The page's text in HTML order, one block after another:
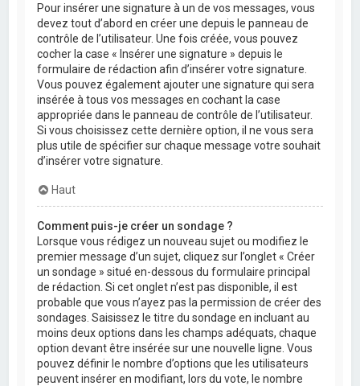
Pour insérer une signature à un de vos messages, vous
devez tout d’abord en créer une depuis le panneau de
contrôle de l’utilisateur. Une fois créée, vous pouvez
cocher la case « Insérer une signature » depuis le
formulaire de rédaction afin d’insérer votre signature.
Vous pouvez également ajouter une signature qui sera
insérée à tous vos messages en cochant la case
appropriée dans le panneau de contrôle de l’utilisateur.
Si vous choisissez cette dernière option, il ne vous sera
plus utile de spécifier sur chaque message votre souhait
d’insérer votre signature.
Haut
Comment puis-je créer un sondage ?
Lorsque vous rédigez un nouveau sujet ou modifiez le
premier message d’un sujet, cliquez sur l’onglet « Créer
un sondage » situé en-dessous du formulaire principal
de rédaction. Si cet onglet n’est pas disponible, il est
probable que vous n’ayez pas la permission de créer des
sondages. Saisissez le titre du sondage en incluant au
moins deux options dans les champs adéquats, chaque
option devant être insérée sur une nouvelle ligne. Vous
pouvez définir le nombre d’options que les utilisateurs
peuvent insérer en modifiant, lors du vote, le nombre